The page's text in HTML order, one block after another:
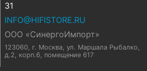
31
INFO@HIFISTORE.RU
ООО «СинергоИмпорт»
123060, г. Москва ул. Маршала Рыбалко,
д.2, корп.6, помещение 617